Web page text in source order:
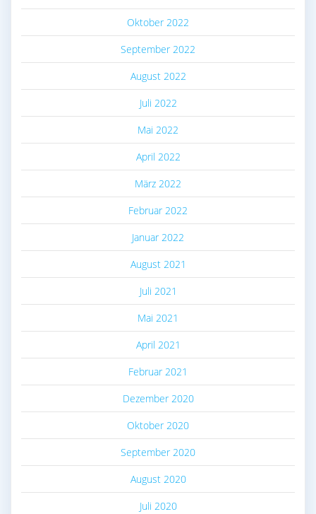
Oktober 2022
September 2022
August 2022
Juli 2022
Mai 2022
April 2022
März 2022
Februar 2022
Januar 2022
August 2021
Juli 2021
Mai 2021
April 2021
Februar 2021
Dezember 2020
Oktober 2020
September 2020
August 2020
Juli 2020